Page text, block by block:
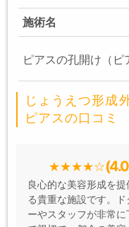
施術名
ピアスの孔開け（ピ
じょうえつ形成
ピアスの口コミ
良心的な美容形成を提
る貴重な施設です。ド
ーやスタッフが非常に